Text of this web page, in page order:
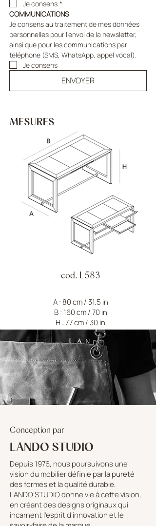
Je consens *
COMMUNICATIONS
Je consens au traitement de mes données
personnelles pour l'envoi de la newsletter,
ainsi que pour les communications par
téléphone (SMS, WhatsApp, appel vocal).
Je consens
ENVOYER
MESURES
cod. L583
A : 80 cm / 31.5 in
B : 160 cm / 70 in
H : 77 cm / 30 in
Conception par
LANDO STUDIO
Depuis 1976, nous poursuivons une
vision du mobilier définie par la pureté
des formes et la qualité durable.
LANDO STUDIO donne vie à cette vision,
en créant des designs originaux qui
incarnent l’esprit d’innovation et le